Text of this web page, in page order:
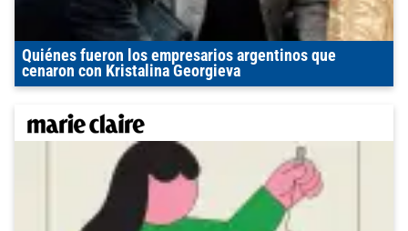
Quiénes fueron los empresarios argentinos que
cenaron con Kristalina Georgieva